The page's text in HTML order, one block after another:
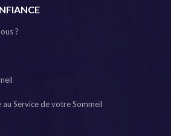
?
au Service de votre Sommeil